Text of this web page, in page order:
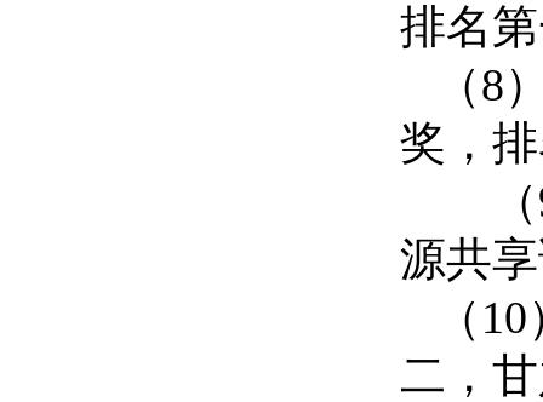
排名
（8
奖，
（
源共
（ 10
二，